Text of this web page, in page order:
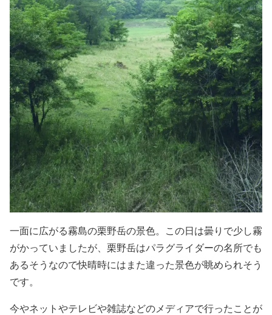
一面に広がる霧島の栗野岳の景色。この日は曇りで少し霧
がかっていましたが、栗野岳はパラグライダーの名所でも
あるそうなので快晴時にはまた違った景色が眺められそう
です。
今やネットやテレビや雑誌などのメディアで行ったことが